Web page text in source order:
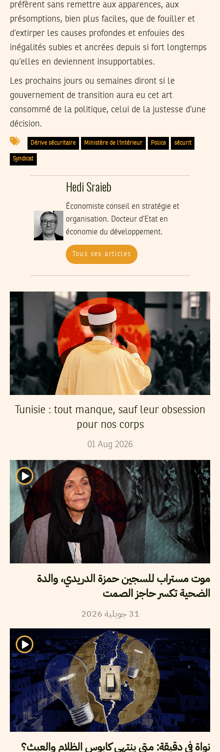
préfèrent sans remettre aux apparences, aux
présomptions, bien plus faciles, que de fouiller et
d’extirper les causes profondes et enfouies des
inégalités subies et ancrées depuis si fort longtemps
qu’elles en deviennent insupportables.
Les prochains jours ou semaines diront si le
gouvernement de transition aura eu cet art
consommé de la politique, celui de la justesse d’une
décision.
Dérive sécuritaire Ministère de l'Intérieur Police sécurit
Syndicat
Hedi Sraieb
Économiste conseil en stratégie et
organisation. Docteur d’Etat en
économie du développement.
Tous ses articles
Tunisie : tout manque, sauf leur obsession
pour nos corps
01 Aug 2026
موت مستراب للسجين حمزة الدريدي، والدة
الضحية تكسر حاجز الصمت
31 جويلية2026
نواة في دقيقة: متى ينتهي كابوس الظلام والعبث؟